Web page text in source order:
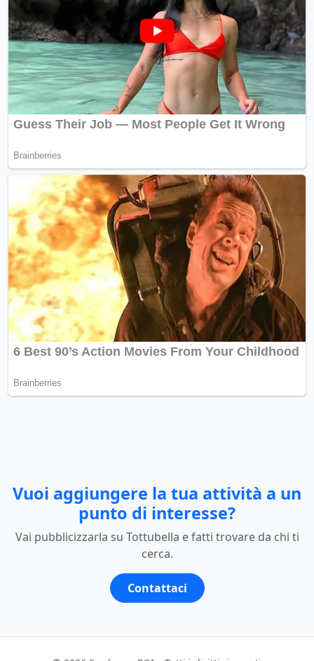
Vuoi aggiungere la tua attività a un
punto di interesse?
Vai pubblicizzarla su Tottubella e fatti trovare da chi ti
cerca.
Contattaci